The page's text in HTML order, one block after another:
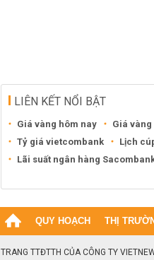
LIÊN KẾT NỔI BẬT
Giá vàng hôm nay Giá vàng
Tỷ giá vietcombank
Lịch
Lãi suất ngân hàng
QUY HOẠCH THỊ
TRANG TTĐTTH CỦA CÔNG TY